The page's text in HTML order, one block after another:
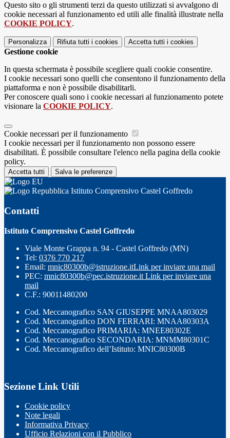
Questo sito o gli strumenti terzi da questo utilizzati si avvalgono di
cookie necessari al funzionamento ed utili alle finalità illustrate nella
COOKIE POLICY.
Personalizza Rifiuta tutti i cookies Accetta tutti i cookies
Gestione cookie
In questa schermata è possibile scegliere quali cookie consentire.
I cookie necessari sono quelli che consentono il funzionamento della
piattaforma e non è possibile disabilitarli.
Per conoscere quali sono i cookie necessari al funzionamento potete
visionare la COOKIE POLICY.
Cookie necessari per il funzionamento
I cookie necessari per il funzionamento non possono essere
disabilitati. È possibile consultare l'elenco nella pagina della cookie
policy.
Accetta tutti Salva le preferenze
Istituto Comprensivo Castel Goffredo
Contatti
Istituto Comprensivo Castel Goffredo
Viale Monte Grappa n. 94 - Castel Goffredo (MN)
Tel: 0376 770 217
Email: mnic80300b@istruzione.itLink per inviare una mail
PEC: mnic80300b@pec.istruzione.it Link per inviare una
mail
C.F.: 90011480200
Cod. Meccanografico SAN GIUSEPPE MNAA803029
Cod. Meccanografico DON FERRARI: MNAA80303A
Cod. Meccanografico PRIMARIA: MNEE80302E
Cod. Meccanografico SECONDARIA: MNMM80301C
Cod. Meccanografico dell’Istituto: MNIC80300B
Sezione Link Utili
Cookie policy
Note legali
Informativa Privacy
Ufficio Relazioni con il Pubblico